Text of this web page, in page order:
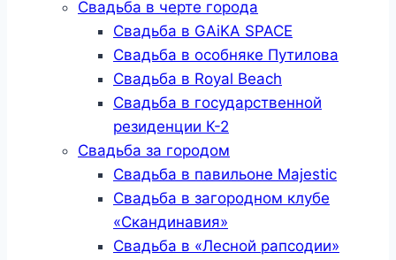
Свадьба в черте города
Свадьба в GAiKA SPACE
Свадьба в особняке Путилова
Свадьба в Royal Beach
Свадьба в государственной
резиденции К-2
Свадьба за городом
Свадьба в павильоне Majestic
Свадьба в загородном клубе
«Скандинавия»
Свадьба в «Лесной рапсодии»